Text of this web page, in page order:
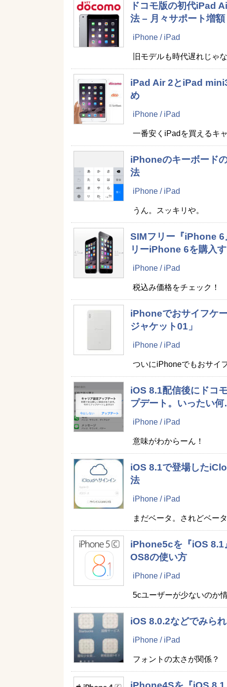
ドコモ版の初代iPad
法 – 月々サポート増額
iPhone / iPad
旧モデルも時代遅れじゃ
iPad Air 2とiPad
め
iPhone / iPad
一番安くiPadを買えるキ
iPhoneのキーボード
法
iPhone / iPad
うん。スッキリや。
SIMフリー『iPhone
リーiPhone 6を購入
iPhone / iPad
税込み価格をチェック！
iPhoneでおサイフケ
ジャケット01」
iPhone / iPad
ついにiPhoneでもおサイ
iOS 8.1配信後にドコ
プデート。いったい
iPhone / iPad
意味がわからーん！
iOS 8.1で登場した
法
iPhone / iPad
まだベータ。されどベータ
iPhone5cを『iOS 8.1
OS8の使い方
iPhone / iPad
5cユーザーが少ないのか
iOS 8.0.2などでみら
iPhone / iPad
フォントの太さが関係？